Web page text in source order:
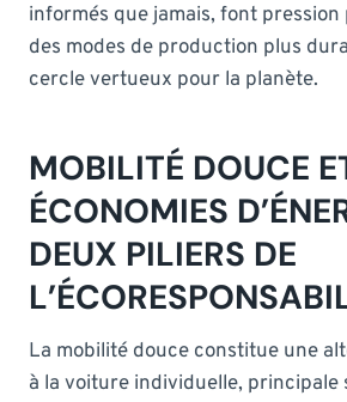
informés que jamais, font
des modes de production plus
cercle vertueux pour la planète.
MOBILITÉ DOUCE
ÉCONOMIES
DEUX PILIERS DE
La mobilité douce constitue une
à la voiture individuelle, principale